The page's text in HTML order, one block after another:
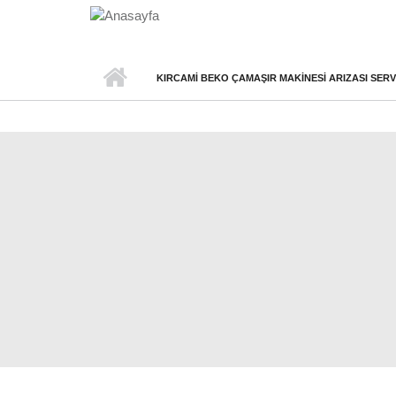
KIRCAMI BEKO ÇAMAŞIR MAKINESI ARIZASI